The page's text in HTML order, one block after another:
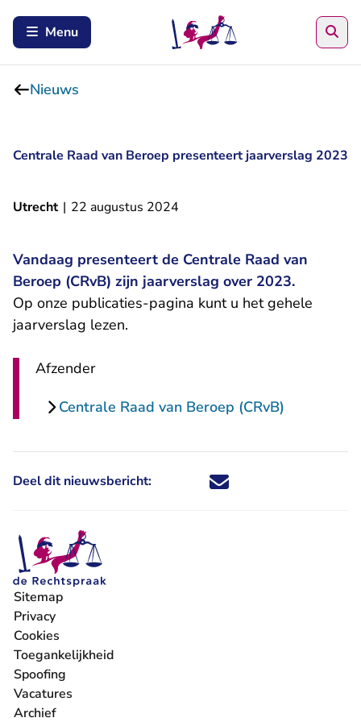
Menu
Nieuws
Centrale Raad van Beroep presenteert jaarverslag 2023
Utrecht | 22 augustus 2024
Vandaag presenteert de Centrale Raad van
Beroep (CRvB) zijn jaarverslag over 2023.
Op onze publicaties-pagina kunt u het gehele
jaarverslag lezen.
Afzender
Centrale Raad van Beroep (CRvB)
Deel dit nieuwsbericht: Deel dit nieuwsbericht via X -
Deel dit nieuwsbericht via
Deel dit nieuwsbericht
Deel dit
Sitemap
Privacy
Cookies
Toegankelijkheid
Spoofing
Vacatures
- U verlaat Rechtspraak.nl
Archief